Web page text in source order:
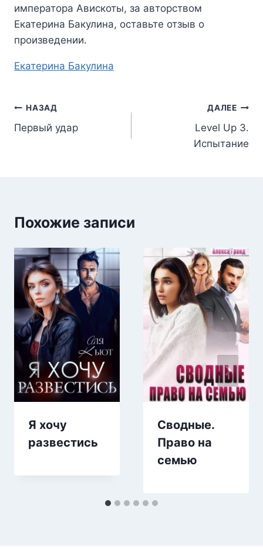
императора Авискоты, за авторством
Екатерина Бакулина, оставьте отзыв о
произведении.
Метки
Екатерина Бакулина
Навигация
по
НАЗАД
Первый удар
ДАЛЕЕ
Level Up 3.
Испытание
Похожие записи
Я хочу
развестись
Сводные.
Право на
семью